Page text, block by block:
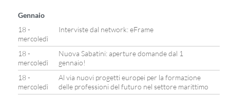
Gennaio
18 -
mercoledì
Interviste dal network: eFrame
18 -
mercoledì
Nuova Sabatini: aperture domande dal 1
gennaio!
18 -
mercoledì
Al via nuovi progetti europei per la formazione
delle professioni del futuro nel settore marittimo